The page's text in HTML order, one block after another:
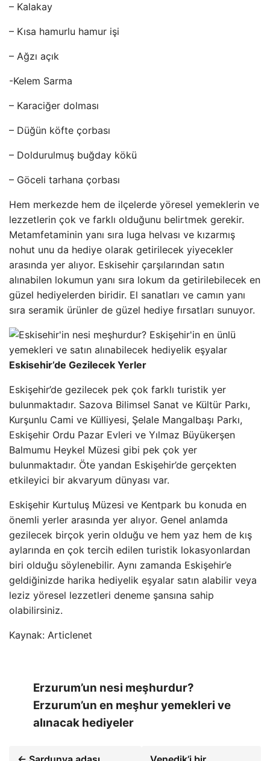
– Kalakay
– Kısa hamurlu hamur işi
– Ağzı açık
-Kelem Sarma
– Karaciğer dolması
– Düğün köfte çorbası
– Doldurulmuş buğday kökü
– Göceli tarhana çorbası
Hem merkezde hem de ilçelerde yöresel yemeklerin ve
lezzetlerin çok ve farklı olduğunu belirtmek gerekir.
Metamfetaminin yanı sıra luga helvası ve kızarmış
nohut unu da hediye olarak getirilecek yiyecekler
arasında yer alıyor. Eskisehir çarşılarından satın
alınabilen lokumun yanı sıra lokum da getirilebilecek en
güzel hediyelerden biridir. El sanatları ve camın yanı
sıra seramik ürünler de güzel hediye fırsatları sunuyor.
Eskisehir’de Gezilecek Yerler
Eskişehir’de gezilecek pek çok farklı turistik yer
bulunmaktadır. Sazova Bilimsel Sanat ve Kültür Parkı,
Kurşunlu Cami ve Külliyesi, Şelale Mangalbaşı Parkı,
Eskişehir Ordu Pazar Evleri ve Yılmaz Büyükerşen
Balmumu Heykel Müzesi gibi pek çok yer
bulunmaktadır. Öte yandan Eskişehir’de gerçekten
etkileyici bir akvaryum dünyası var.
Eskişehir Kurtuluş Müzesi ve Kentpark bu konuda en
önemli yerler arasında yer alıyor. Genel anlamda
gezilecek birçok yerin olduğu ve hem yaz hem de kış
aylarında en çok tercih edilen turistik lokasyonlardan
biri olduğu söylenebilir. Aynı zamanda Eskişehir’e
geldiğinizde harika hediyelik eşyalar satın alabilir veya
leziz yöresel lezzetleri deneme şansına sahip
olabilirsiniz.
Kaynak: Articlenet
Erzurum’un nesi meşhurdur?
Erzurum’un en meşhur yemekleri ve
alınacak hediyeler